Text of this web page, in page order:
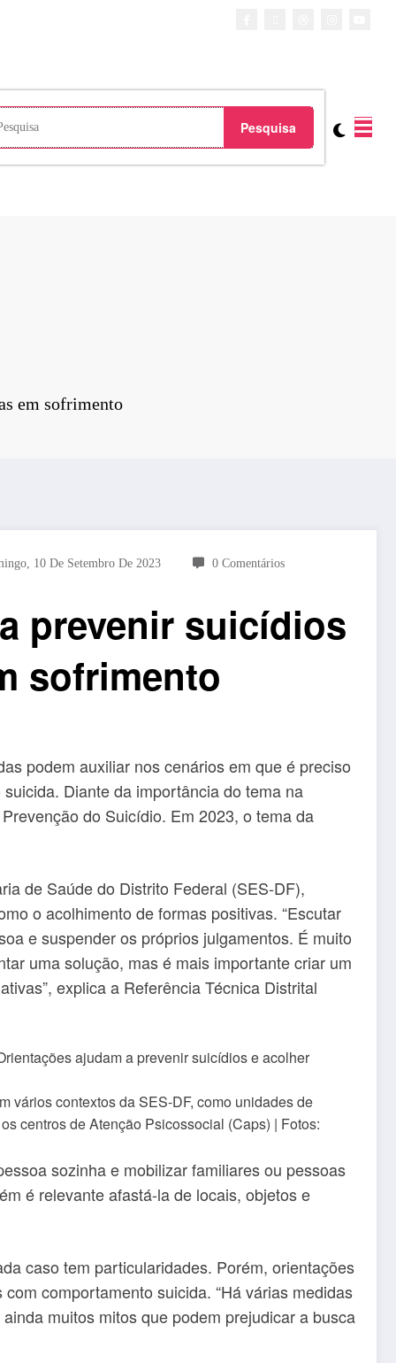
em sofrimento
10 De Setembro De 2023 0 Comentários
prevenir suicídios
sofrimento
podem auxiliar nos cenários em que é preciso
Diante da importância do tema na
do Suicídio. Em 2023, o tema da
de Saúde do Distrito Federal (SES-DF),
o acolhimento de formas positivas. “Escutar
e suspender os próprios julgamentos. É muito
uma solução, mas é mais importante criar um
explica a Referência Técnica Distrital
vários contextos da SES-DF, como unidades de
centros de Atenção Psicossocial (Caps) | Fotos:
sozinha e mobilizar familiares ou pessoas
é relevante afastá-la de locais, objetos e
caso tem particularidades. Porém, orientações
comportamento suicida. “Há várias medidas
muitos mitos que podem prejudicar a busca